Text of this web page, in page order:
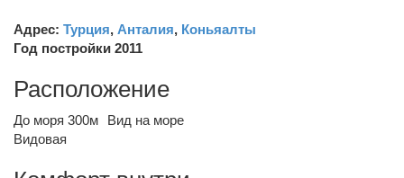
Адрес: Турция, Анталия, Коньяалты
Год постройки 2011
Расположение
До моря 300м
Вид на море
Видовая